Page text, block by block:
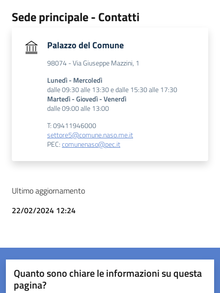
Sede principale - Contatti
Palazzo del Comune
98074 - Via Giuseppe Mazzini, 1
Lunedì - Mercoledì
dalle 09:30 alle 13:30 e dalle 15:30 alle 17:30
Martedì - Giovedì - Venerdì
dalle 09:00 alle 13:00
T: 09411946000
settore5@comune.naso.me.it
PEC:comunenaso@pec.it
Ultimo aggiornamento
22/02/2024 12:24
Quanto sono chiare le informazioni su questa
pagina?